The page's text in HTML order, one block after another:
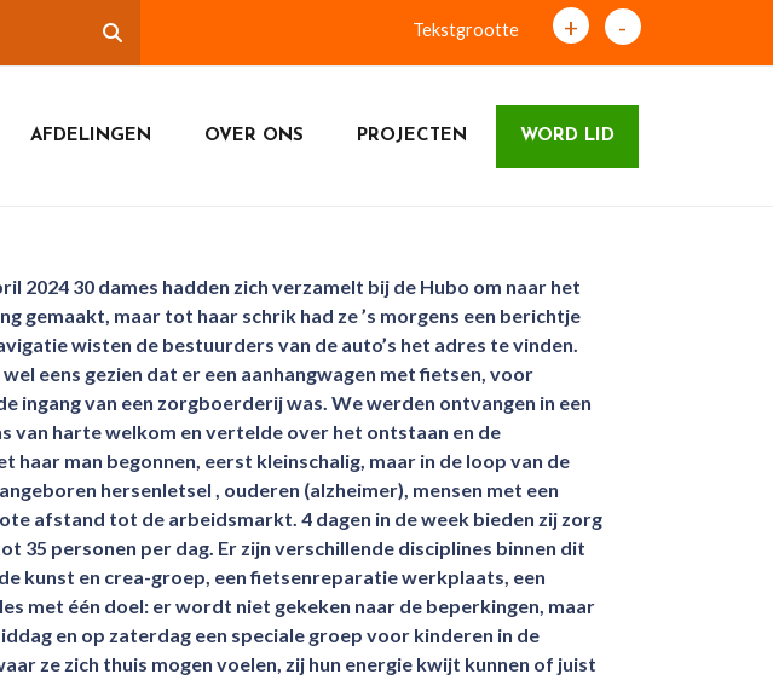
Tekstgrootte + -
AFDELINGEN OVER ONS PROJECTEN WORD LID
2024 30 dames hadden zich verzamelt bij de Hubo om naar het
gemaakt, maar tot haar schrik had ze ’s morgens een berichtje
wisten de bestuurders van de auto’s het adres te vinden.
eens gezien dat er een aanhangwagen met fietsen, voor
ingang van een zorgboerderij was. We werden ontvangen in een
van harte welkom en vertelde over het ontstaan en de
man begonnen, eerst kleinschalig, maar in de loop van de
hersenletsel , ouderen (alzheimer), mensen met een
afstand tot de arbeidsmarkt. 4 dagen in de week bieden zij zorg
35 personen per dag. Er zijn verschillende disciplines binnen dit
kunst en crea-groep, een fietsenreparatie werkplaats, een
met één doel: er wordt niet gekeken naar de beperkingen, maar
en op zaterdag een speciale groep voor kinderen in de
ze zich thuis mogen voelen, zij hun energie kwijt kunnen of juist